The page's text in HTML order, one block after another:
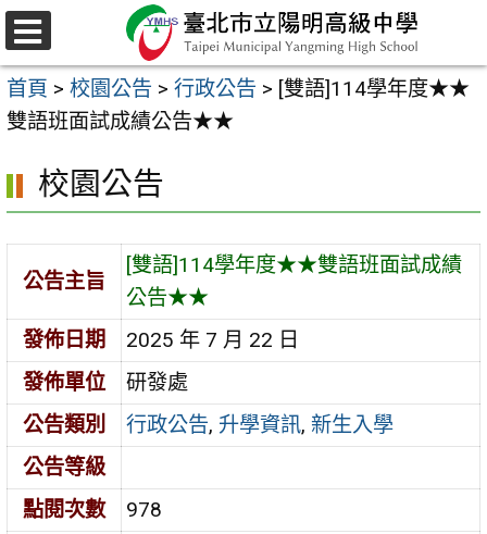
跳
至
主
要
容
區
選
單
首頁 > 校園公告 > 行政公告 > [雙語]114學年度★★
雙語班面試成績公告★★
校園公告
公告主旨
[雙語]114學年度★★雙語班面試成績
公告★★
發佈日期
2025 年 7 月 22 日
發佈單位
研發處
公告類別
行政公告, 升學資訊,新生入學
公告等級
點閱次數
978